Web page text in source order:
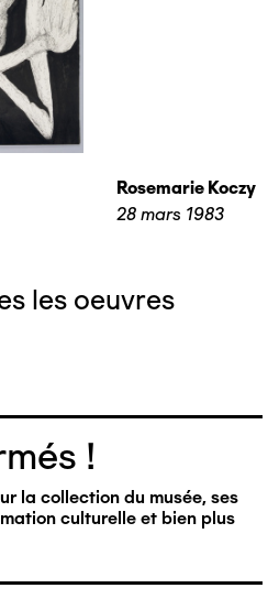
Rosemarie Koczy
28 mars 1983
les oeuvres
!
la collection du musée, ses
culturelle et bien plus